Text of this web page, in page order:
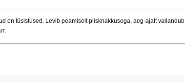
on tüsistused. Levib peamiselt piisknakkusega, aeg-ajalt vallandub
.